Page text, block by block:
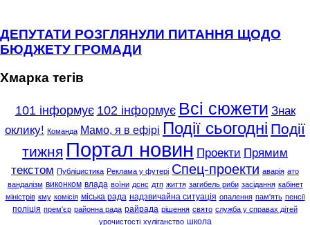
ДЕПУТАТИ РОЗГЛЯНУЛИ ПИТАННЯ ЩОДО
БЮДЖЕТУ ГРОМАДИ
Хмарка тегів
101 інформує 102 інформує Всі сюжети Знак
оклику! Команда Мамо, я в ефірі Події сьогодні Події
тижня Портал новин Проекти Прямим
текстом Публіцистика Реклама у футері Спец-проекти аварія ато
вандалізм виконком влада воїни дснс дтп життя загибель риби засідання кабінет
міністрів кму комісія міська рада надзвичайна ситуація опалення пам'ять пенсії
поліція прем'єр районна рада райрада рішення свято служба у справах дітей
урочистості хуліганство школа